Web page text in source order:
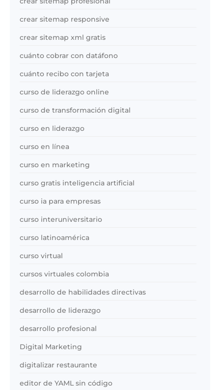
crear sitemap responsive
crear sitemap xml gratis
cuánto cobrar con datáfono
cuánto recibo con tarjeta
curso de liderazgo online
curso de transformación digital
curso en liderazgo
curso en línea
curso en marketing
curso gratis inteligencia artificial
curso ia para empresas
curso interuniversitario
curso latinoamérica
curso virtual
cursos virtuales colombia
desarrollo de habilidades directivas
desarrollo de liderazgo
desarrollo profesional
Digital Marketing
digitalizar restaurante
editor de YAML sin código